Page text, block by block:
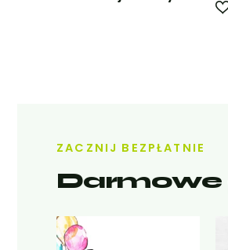
ZACZNIJ BEZPŁATNIE
Darmowe